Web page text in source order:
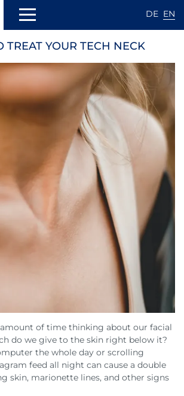
DE EN
TREAT YOUR TECH NECK
of time thinking about our facial
do we give to the skin right below it?
the whole day or scrolling
feed all night can cause a double
skin, marionette lines, and other signs